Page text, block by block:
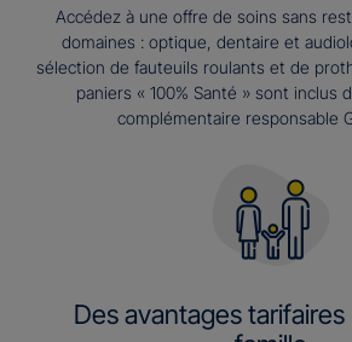
Accédez à une offre de soins sans
domaines : optique, dentaire et
sélection de fauteuils roulants et de
paniers « 100% Santé » sont inclus
complémentaire responsable
Des avantages